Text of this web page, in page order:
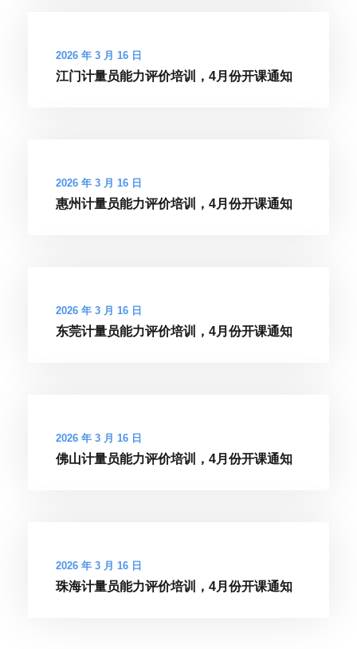
2026 年 3 月 16 日
江门计量员能力评价培训，4月份开课通知
2026 年 3 月 16 日
惠州计量员能力评价培训，4月份开课通知
2026 年 3 月 16 日
东莞计量员能力评价培训，4月份开课通知
2026 年 3 月 16 日
佛山计量员能力评价培训，4月份开课通知
2026 年 3 月 16 日
珠海计量员能力评价培训，4月份开课通知